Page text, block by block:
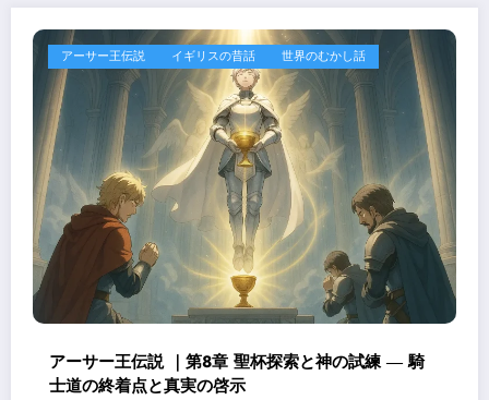
アーサー王伝説 イギリスの昔話 世界のむかし話
アーサー王伝説 ｜第8章 聖杯探索と神の試練 ― 騎
士道の終着点と真実の啓示